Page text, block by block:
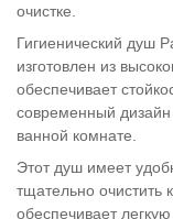
очистке.
Гигиенический душ
изготовлен из
обеспечивает
современный
ванной комнате.
Этот душ имеет
тщательно очистить
обеспечивает